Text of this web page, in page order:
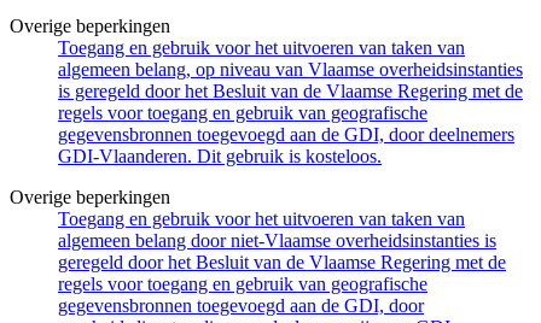
Overige beperkingen
Toegang en gebruik voor het uitvoeren van taken van
algemeen belang, op niveau van Vlaamse overheidsinstanties
is geregeld door het Besluit van de Vlaamse Regering met de
regels voor toegang en gebruik van geografische
gegevensbronnen toegevoegd aan de GDI, door deelnemers
GDI-Vlaanderen. Dit gebruik is kosteloos.
Overige beperkingen
Toegang en gebruik voor het uitvoeren van taken van
algemeen belang door niet-Vlaamse overheidsinstanties is
geregeld door het Besluit van de Vlaamse Regering met de
regels voor toegang en gebruik van geografische
gegevensbronnen toegevoegd aan de GDI, door